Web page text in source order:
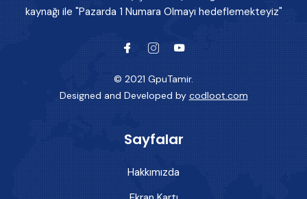
kaynağı ile "Pazarda 1 Numara Olmayı hedeflemekteyiz"
© 2021 GpuTamir.
Designed and Developed by codloot.com
Sayfalar
Hakkımızda